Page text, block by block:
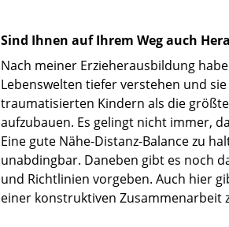
Sind Ihnen auf Ihrem Weg auch
Nach meiner Erzieherausbildung
Lebenswelten tiefer verstehen und
traumatisierten Kindern als die
aufzubauen. Es gelingt nicht immer,
Eine gute Nähe-Distanz-Balance zu
unabdingbar. Daneben gibt es noch
und Richtlinien vorgeben. Auch hier
einer konstruktiven Zusammenarbeit